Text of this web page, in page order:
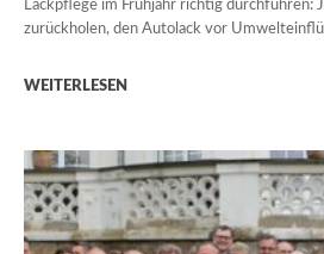
Lackpflege im Frühjahr richtig durchführen:
zurückholen, den Autolack vor
WEITERLESEN